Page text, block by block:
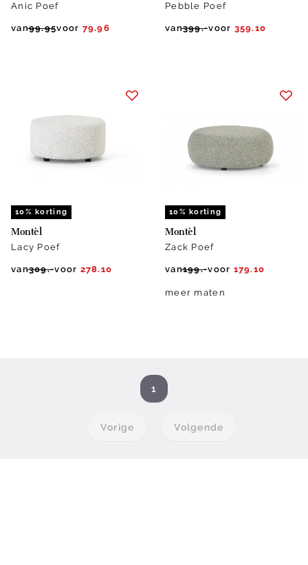
Anic Poef
van99.95voor 79.96
Pebble Poef
van399.-voor 359.10
10% korting
Montèl
Lacy Poef
van309.-voor 278.10
10% korting
Montèl
Zack Poef
van199.-voor 179.10
meer maten
Vorige
1
Volgende